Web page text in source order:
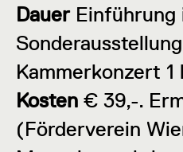
DauerEinführung
Kammerkonzert 1
Kosten € 39,-.
(Förderverein